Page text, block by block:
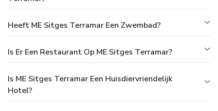
Heeft ME Sitges Terramar Een Zwembad?
Is Er Een Restaurant Op ME Sitges Terramar?
Is ME Sitges Terramar Een Huisdiervriendelijk
Hotel?